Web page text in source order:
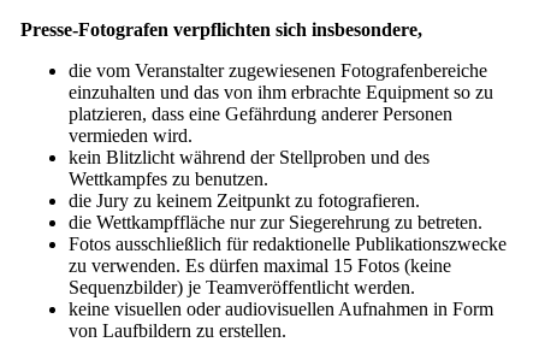
Presse-Fotografen verpflichten sich insbesondere,
die vom Veranstalter zugewiesenen Fotografenbereiche
einzuhalten und das von ihm erbrachte Equipment so zu
platzieren, dass eine Gefährdung anderer Personen
vermieden wird.
kein Blitzlicht während der Stellproben und des
Wettkampfes zu benutzen.
die Jury zu keinem Zeitpunkt zu fotografieren.
die Wettkampffläche nur zur Siegerehrung zu betreten.
Fotos ausschließlich für redaktionelle Publikationszwecke
zu verwenden. Es dürfen maximal 15 Fotos (keine
Sequenzbilder) je Teamveröffentlicht werden.
keine visuellen oder audiovisuellen Aufnahmen in Form
von Laufbildern zu erstellen.